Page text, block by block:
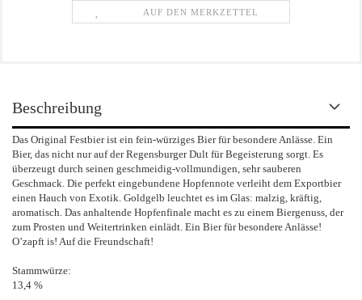
AUF DEN MERKZETTEL
Beschreibung
Das Original Festbier ist ein fein-würziges Bier für besondere Anlässe. Ein
Bier, das nicht nur auf der Regensburger Dult für Begeisterung sorgt. Es
überzeugt durch seinen geschmeidig-vollmundigen, sehr sauberen
Geschmack. Die perfekt eingebundene Hopfennote verleiht dem Exportbier
einen Hauch von Exotik. Goldgelb leuchtet es im Glas: malzig, kräftig,
aromatisch. Das anhaltende Hopfenfinale macht es zu einem Biergenuss, der
zum Prosten und Weitertrinken einlädt. Ein Bier für besondere Anlässe!
O’zapft is! Auf die Freundschaft!
Stammwürze:
13,4 %